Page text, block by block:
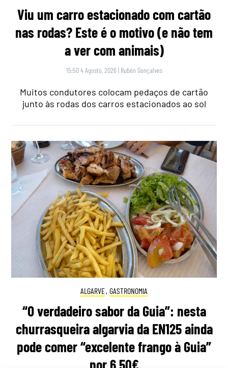
Viu um carro estacionado com cartão
nas rodas? Este é o motivo (e não tem
a ver com animais)
15:50 4 Agosto, 2026 | Rubén Gonçalves
Muitos condutores colocam pedaços de cartão
junto às rodas dos carros estacionados ao sol
ALGARVE, GASTRONOMIA
“O verdadeiro sabor da Guia”: nesta
churrasqueira algarvia da EN125 ainda
pode comer “excelente frango à Guia”
por 6,50€